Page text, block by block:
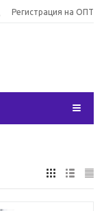
Регистрация на ОПТ